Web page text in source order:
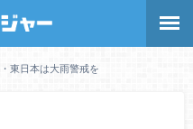
東日本は大雨警戒を